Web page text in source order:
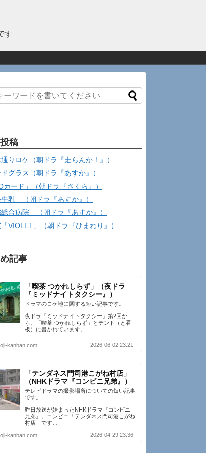
す
稿
りロケ（朝ドラ『走らんか！』）
グラス（朝ドラ『あすか』）
カード」（朝ドラ『さくら』）
牛乳」（朝ドラ『あすか』）
総合病院」（朝ドラ『あすか』）
VIOLET」（朝ドラ『ひまわり』）
記事
「喫茶 つかれしらず」（夜ドラ
『ミッドナイトタクシー』）
ドラマのロケ地に関する短い記事です。
夜ドラ『ミッドナイトタクシー』第2回か
ら。「喫茶 つかれしらず」とテント（と看
板）に書かれています。…
kanban.com 2026-06-02 23:21
「テンダネス門司港こがね村店」
（NHKドラマ『コンビニ兄弟』）
テレビドラマの撮影場所についての短い記事
です。
昨日放送が始まったNHKドラマ『コンビニ
兄弟』。コンビニ「テンダネス門司港こがね
村店」です…
kanban.com 2026-04-29 23:36